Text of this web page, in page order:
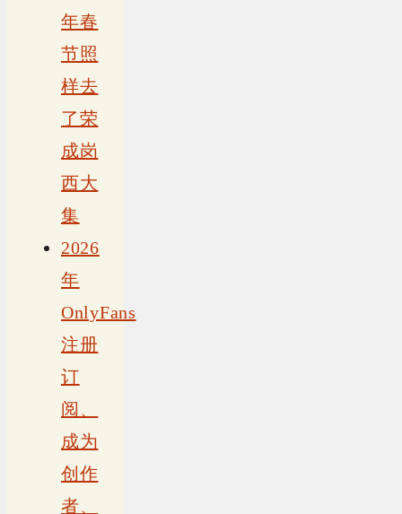
年春
节照
样去
了荣
成岗
西大
集
2026
年
OnlyFans
注册
订
阅、
成为
创作
者、